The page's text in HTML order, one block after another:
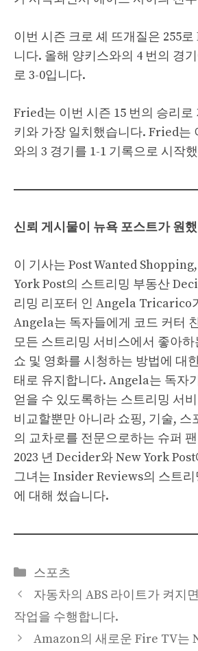
이번 시즌 크로 셰 뜨개질은 255
니다. 올해 양키스와의 4 번의 경
로 3-0입니다.
Fried는 이번 시즌 15 번의 승리로
키와 가장 일치했습니다. Fried는
와의 3 경기를 1-1 기록으로 시작
신뢰 게시물이 뉴욕 포스트가 원
이 기사는 Post Wanted
York Post의 스트리밍 부동산
리밍 리포터 인 Angela Tricarico
Angela는 독자들에게 코드 커터
모든 스트리밍 서비스에서 좋아
쇼 및 영화를 시청하는 방법에 대
태로 유지합니다. Angela는 독자
얻을 수 있도록하는 스트리밍 서
비교할뿐만 아니라 쇼핑, 기술, 스
의 교차로를 전문으로하는 슈퍼
2023 년 Decider와 New York
그녀는 Insider Reviews의 스트
에 대해 썼습니다.
Categories
스포츠
자동차의 ABS 라이트가 켜지
작업을 수행합니다.
Amazon의 새로운 Fire TV는